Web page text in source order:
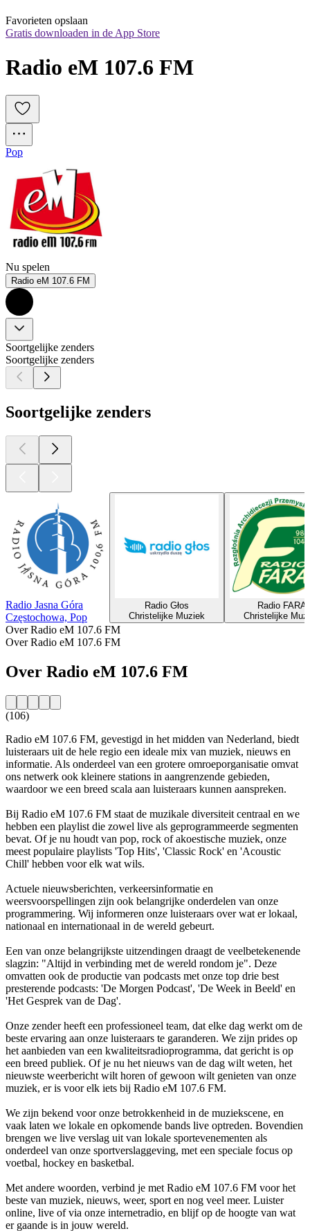
Favorieten opslaan
Gratis downloaden in de App Store
Radio eM 107.6 FM
Pop
Nu spelen
Radio eM 107.6 FM
Soortgelijke zenders
Soortgelijke zenders
Soortgelijke zenders
Radio Jasna Góra
Częstochowa, Pop
Radio Głos
Christelijke Muziek
Radio FARA
Christelijke
Over Radio eM 107.6 FM
Over Radio eM 107.6 FM
Over Radio eM 107.6 FM
(106)
Radio eM 107.6 FM, gevestigd in het midden van Nederland, biedt
luisteraars uit de hele regio een ideale mix van muziek, nieuws en
informatie. Als onderdeel van een grotere omroeporganisatie omvat
ons netwerk ook kleinere stations in aangrenzende gebieden,
waardoor we een breed scala aan luisteraars kunnen aanspreken.
Bij Radio eM 107.6 FM staat de muzikale diversiteit centraal en we
hebben een playlist die zowel live als geprogrammeerde segmenten
bevat. Of je nu houdt van pop, rock of akoestische muziek, onze
meest populaire playlists 'Top Hits', 'Classic Rock' en 'Acoustic
Chill' hebben voor elk wat wils.
Actuele nieuwsberichten, verkeersinformatie en
weersvoorspellingen zijn ook belangrijke onderdelen van onze
programmering. Wij informeren onze luisteraars over wat er lokaal,
nationaal en internationaal in de wereld gebeurt.
Een van onze belangrijkste uitzendingen draagt de veelbetekenende
slagzin: "Altijd in verbinding met de wereld rondom je". Deze
omvatten ook de productie van podcasts met onze top drie best
presterende podcasts: 'De Morgen Podcast', 'De Week in Beeld' en
'Het Gesprek van de Dag'.
Onze zender heeft een professioneel team, dat elke dag werkt om de
beste ervaring aan onze luisteraars te garanderen. We zijn prides op
het aanbieden van een kwaliteitsradioprogramma, dat gericht is op
een breed publiek. Of je nu het nieuws van de dag wilt weten, het
nieuwste weerbericht wilt horen of gewoon wilt genieten van onze
muziek, er is voor elk iets bij Radio eM 107.6 FM.
We zijn bekend voor onze betrokkenheid in de muziekscene, en
vaak laten we lokale en opkomende bands live optreden. Bovendien
brengen we live verslag uit van lokale sportevenementen als
onderdeel van onze sportverslaggeving, met een speciale focus op
voetbal, hockey en basketbal.
Met andere woorden, verbind je met Radio eM 107.6 FM voor het
beste van muziek, nieuws, weer, sport en nog veel meer. Luister
online, live of via onze internetradio, en blijf op de hoogte van wat
er gaande is in jouw wereld.